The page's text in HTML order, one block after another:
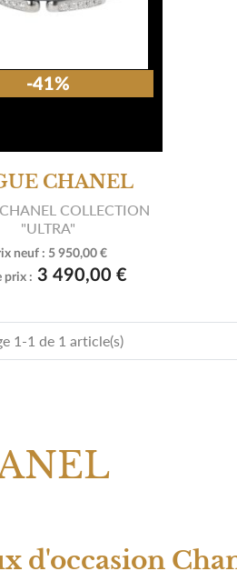
CHANEL
COLLECTION
"ULTRA"
neuf : 5 950,00 €
prix : 3 490,00 €
-41%
Voir le produit
1-1 de 1 article(s)
d'occasion